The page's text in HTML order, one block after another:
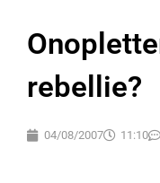
rebellie?
04/08/2007 11:10